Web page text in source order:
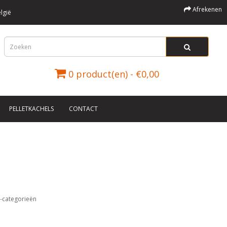
Afrekenen
0 product(en) - €0,00
PELLETKACHELS CONTACT
categorieën